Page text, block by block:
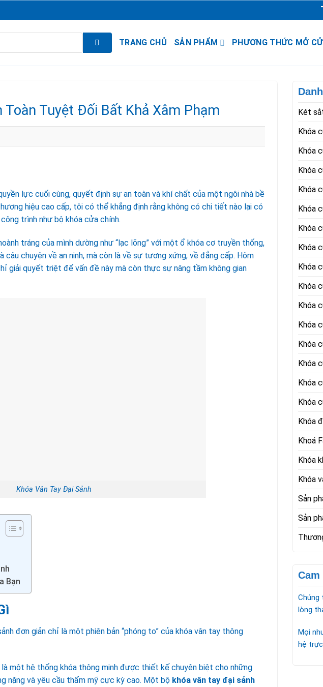
Thế
TRANG CHỦ SẢN PHẨM PHƯƠNG THỨC MỞ
Toàn Tuyệt Đối Bất Khả Xâm Phạm
lực cuối cùng, quyết định sự an toàn và khí chất của một ngôi nhà bề
hiệu cao cấp, tôi có thể khẳng định rằng không có chi tiết nào lại có
trình như bộ khóa cửa chính.
tráng của mình dường như “lạc lõng” với một ổ khóa cơ truyền thống,
câu chuyện về an ninh, mà còn là về sự tương xứng, về đẳng cấp. Hôm
giải quyết triệt để vấn đề này mà còn thực sự nâng tầm không gian
Khóa Vân Tay Đại Sảnh
Bạn
đơn giản chỉ là một phiên bản “phóng to” của khóa vân tay thông
một hệ thống khóa thông minh được thiết kế chuyên biệt cho những
nặng và yêu cầu thẩm mỹ cực kỳ cao. Một bộ khóa vân tay đại sảnh
Két
Khóa
Khóa
Khóa
Khóa
Khóa
Khóa
Khóa
Khóa
Khóa
Khóa
Khóa
Khóa
Khóa
Khóa
Khóa
Khóa
Khoá
Khóa
Khóa
Sản
Sản
Chúng
lòng
Mọi
hệ